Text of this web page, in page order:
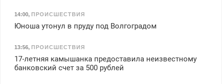
14:00, ПРОИСШЕСТВИЯ
Юноша утонул в пруду под Волгоградом
13:56, ПРОИСШЕСТВИЯ
17-летняя камышанка предоставила неизвестному
банковский счет за 500 рублей